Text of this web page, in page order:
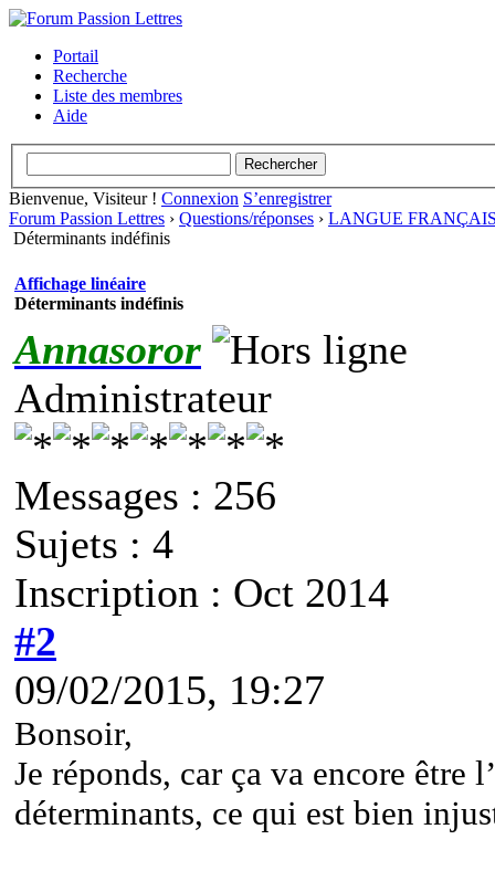
Portail
Recherche
Liste des membres
Aide
Bienvenue, Visiteur ! Connexion S’enregistrer
Forum Passion Lettres › Questions/réponses › LANGUE
Déterminants indéfinis
Affichage linéaire
Déterminants indéfinis
Annasoror
Administrateur
Messages : 256
Sujets : 4
Inscription : Oct 2014
#2
09/02/2015, 19:27
Bonsoir,
Je réponds, car ça va encore être
déterminants, ce qui est bien